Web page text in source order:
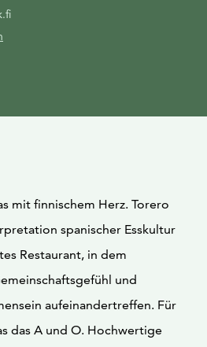
mit finnischem Herz. Torero
spanischer Esskultur
Restaurant, in dem
und
aufeinandertreffen. Für
das A und O. Hochwertige